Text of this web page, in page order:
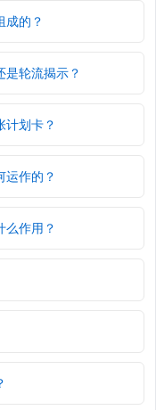
成的？
是轮流揭示？
计划卡？
运作的？
么作用？